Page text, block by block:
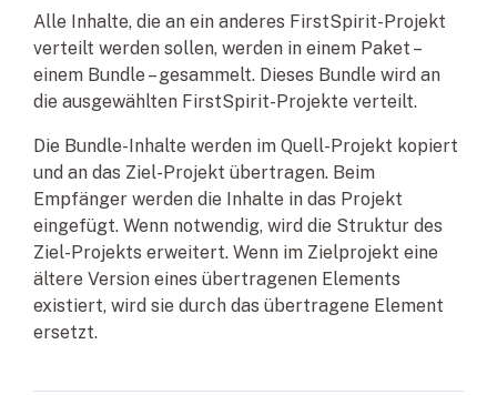
Alle Inhalte, die an ein anderes FirstSpirit-Projekt
verteilt werden sollen, werden in einem Paket –
einem Bundle – gesammelt. Dieses Bundle wird an
die ausgewählten FirstSpirit-Projekte verteilt.
Die Bundle-Inhalte werden im Quell-Projekt kopiert
und an das Ziel-Projekt übertragen. Beim
Empfänger werden die Inhalte in das Projekt
eingefügt. Wenn notwendig, wird die Struktur des
Ziel-Projekts erweitert. Wenn im Zielprojekt eine
ältere Version eines übertragenen Elements
existiert, wird sie durch das übertragene Element
ersetzt.